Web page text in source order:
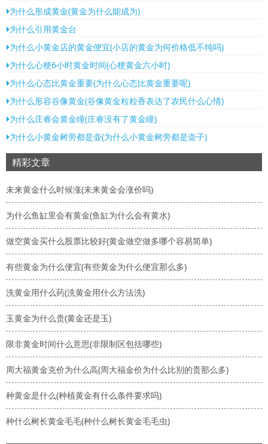
为什么形成黄金(黄金为什么能成为)
为什么引用黄金台
为什么小黄金店的黄金便宜(小店的黄金为何价格低不纯吗)
为什么心梗6小时黄金时间(心梗黄金六小时)
为什么心态比黄金重要(为什么心态比黄金重要呢)
为什么形容谷像黄金(谷像黄金粒粒香表达了农民什么心情)
为什么庄睿会黄金瞳(庄睿没有了黄金瞳)
为什么小黄金树旁都是壶(为什么小黄金树旁都是壶子)
精彩文章
未来黄金什么时候涨(未来黄金会涨价吗)
为什么鱼缸里会有黄金(鱼缸为什么会有黄水)
做空黄金买什么股票比较好(黄金做空做多哪个容易简单)
有些黄金为什么便宜(有些黄金为什么便宜那么多)
洗黄金用什么药(洗黄金用什么方法洗)
玉黄金为什么贵(黄金还是玉)
限非黄金时间什么意思(非限制区包括哪些)
周大福黄金克价为什么高(周大福金价为什么比别的贵那么多)
种黄金是什么(种植黄金有什么条件要求吗)
种什么树长黄金毛毛(种什么树长黄金毛毛虫)